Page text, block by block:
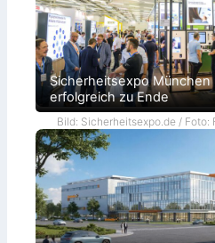
Sicherheitsexpo
erfolgreich zu Ende
Bild: Sicherheitsexpo.de / Foto: